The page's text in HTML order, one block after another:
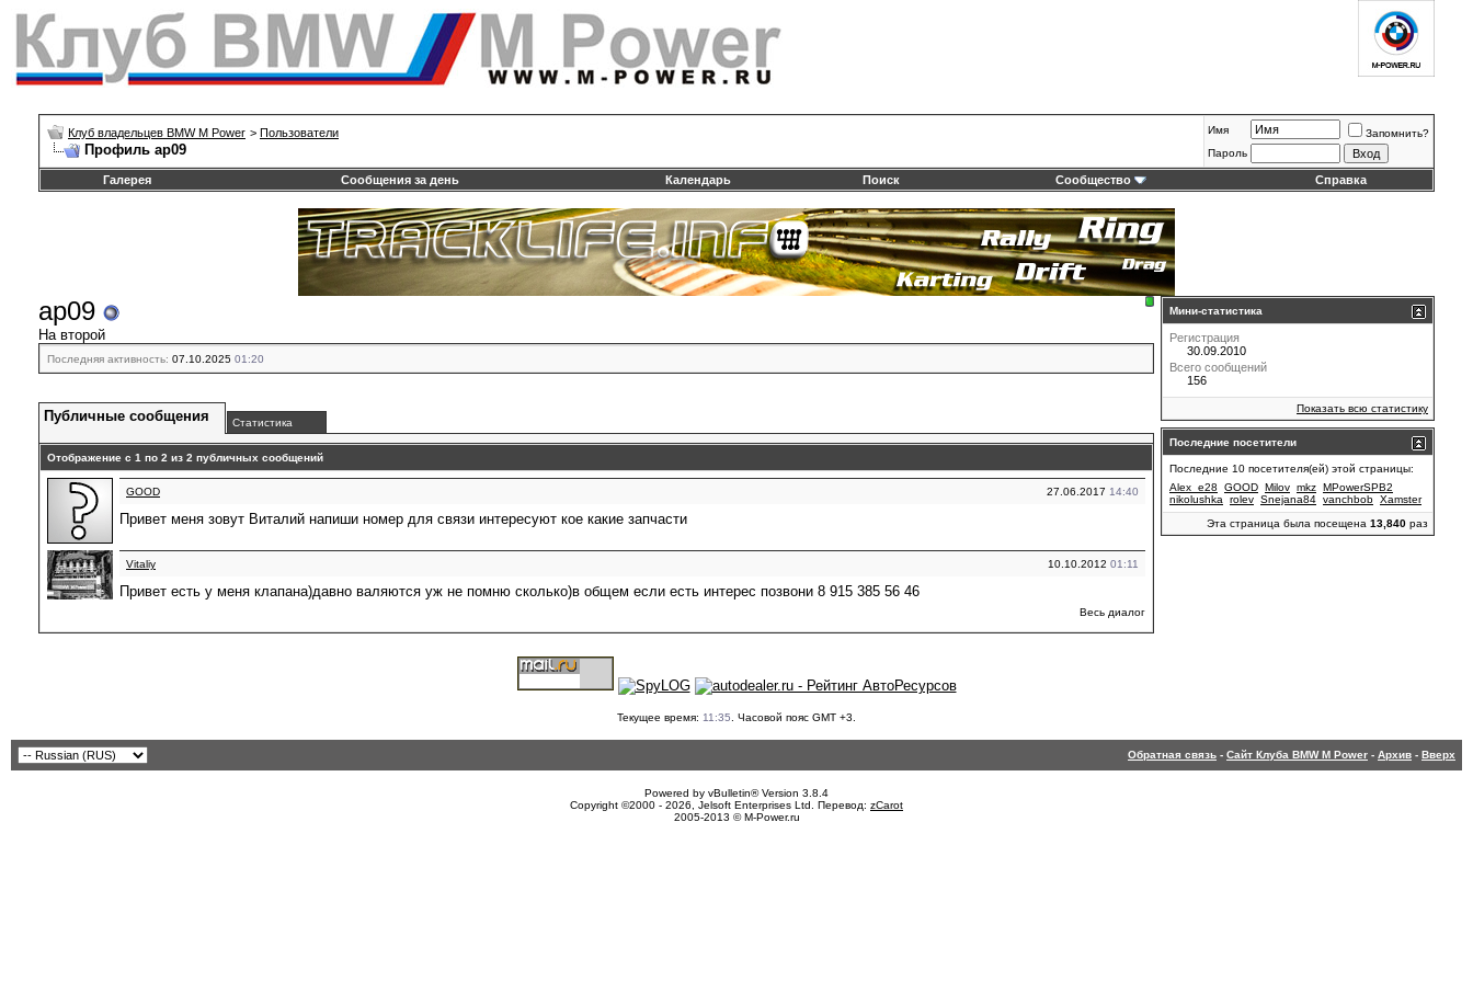
Клуб владельцев BMW M Power > Пользователи
Профиль ар09
Имя
Запомнить?
Пароль
Галерея Сообщения за день Календарь Поиск Сообщество Справка
ар09
На второй
Последняя активность: 07.10.2025 01:20
Публичные сообщения Статистика
Отображение с 1 по 2 из 2 публичных сообщений
27.06.2017 14:40
GOOD
Привет меня зовут Виталий напиши номер для связи интересуют кое какие запчасти
10.10.2012 01:11
Vitaliy
Привет есть у меня клапана)давно валяются уж не помню сколько)в общем если есть интерес позвони 8 915 385 56 46
Весь диалог
Мини-статистика
Регистрация
30.09.2010
Всего сообщений
156
Показать всю статистику
Последние посетители
Последние 10 посетителя(ей) этой страницы:
Alex_e28
GOOD Milov mkz MPowerSPB2
nikolushka
rolev Snejana84 vanchbob Xamster
Эта страница была посещена 13,840 раз
Текущее время: 11:35 . Часовой пояс GMT +3.
Обратная связь - Сайт Клуба BMW M Power - Архив - Вверх
Powered by vBulletin® Version 3.8.4
Copyright ©2000 - 2026, Jelsoft Enterprises Ltd. Перевод: zCarot
2005-2013 © M-Power.ru